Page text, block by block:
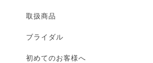
取扱商品
ブライダル
初めてのお客様へ